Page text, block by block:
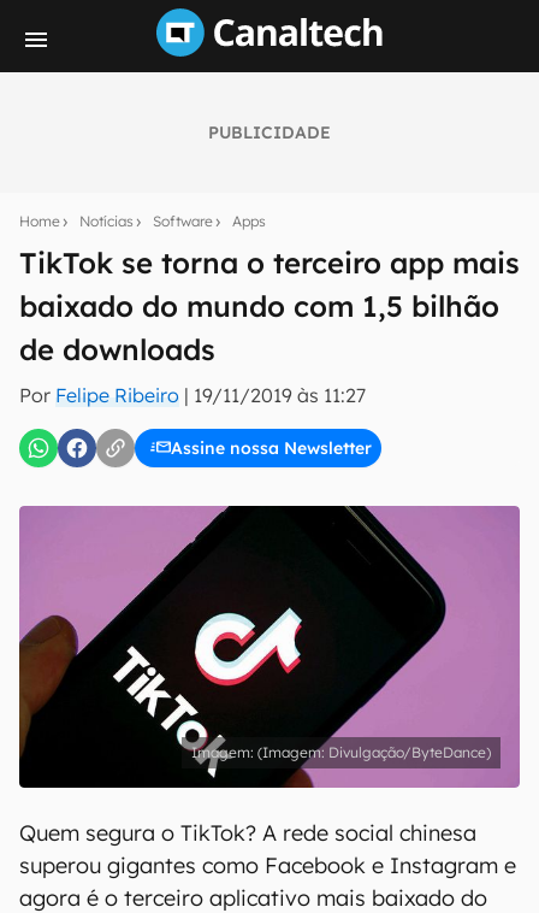
PUBLICIDADE
Home Notícias Software Apps
TikTok se torna o terceiro app mais
baixado do mundo com 1,5 bilhão
de downloads
Por Felipe Ribeiro | 19/11/2019 às 11:27
Assine nossa Newsletter
notícias e reviews sobre tecnologia em primeira
mão.
E-mail
inscreva-se
Uso e Política de Privacidade do Canaltech.
(Imagem: Divulgação/ByteDance)
Quem segura o TikTok? A rede social chinesa
superou gigantes como Facebook e Instagram e
agora é o terceiro aplicativo mais baixado do